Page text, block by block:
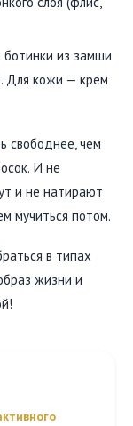
из замши
Для кожи — крем
свободнее, чем
И не
и не натирают
мучиться потом.
в типах
жизни и